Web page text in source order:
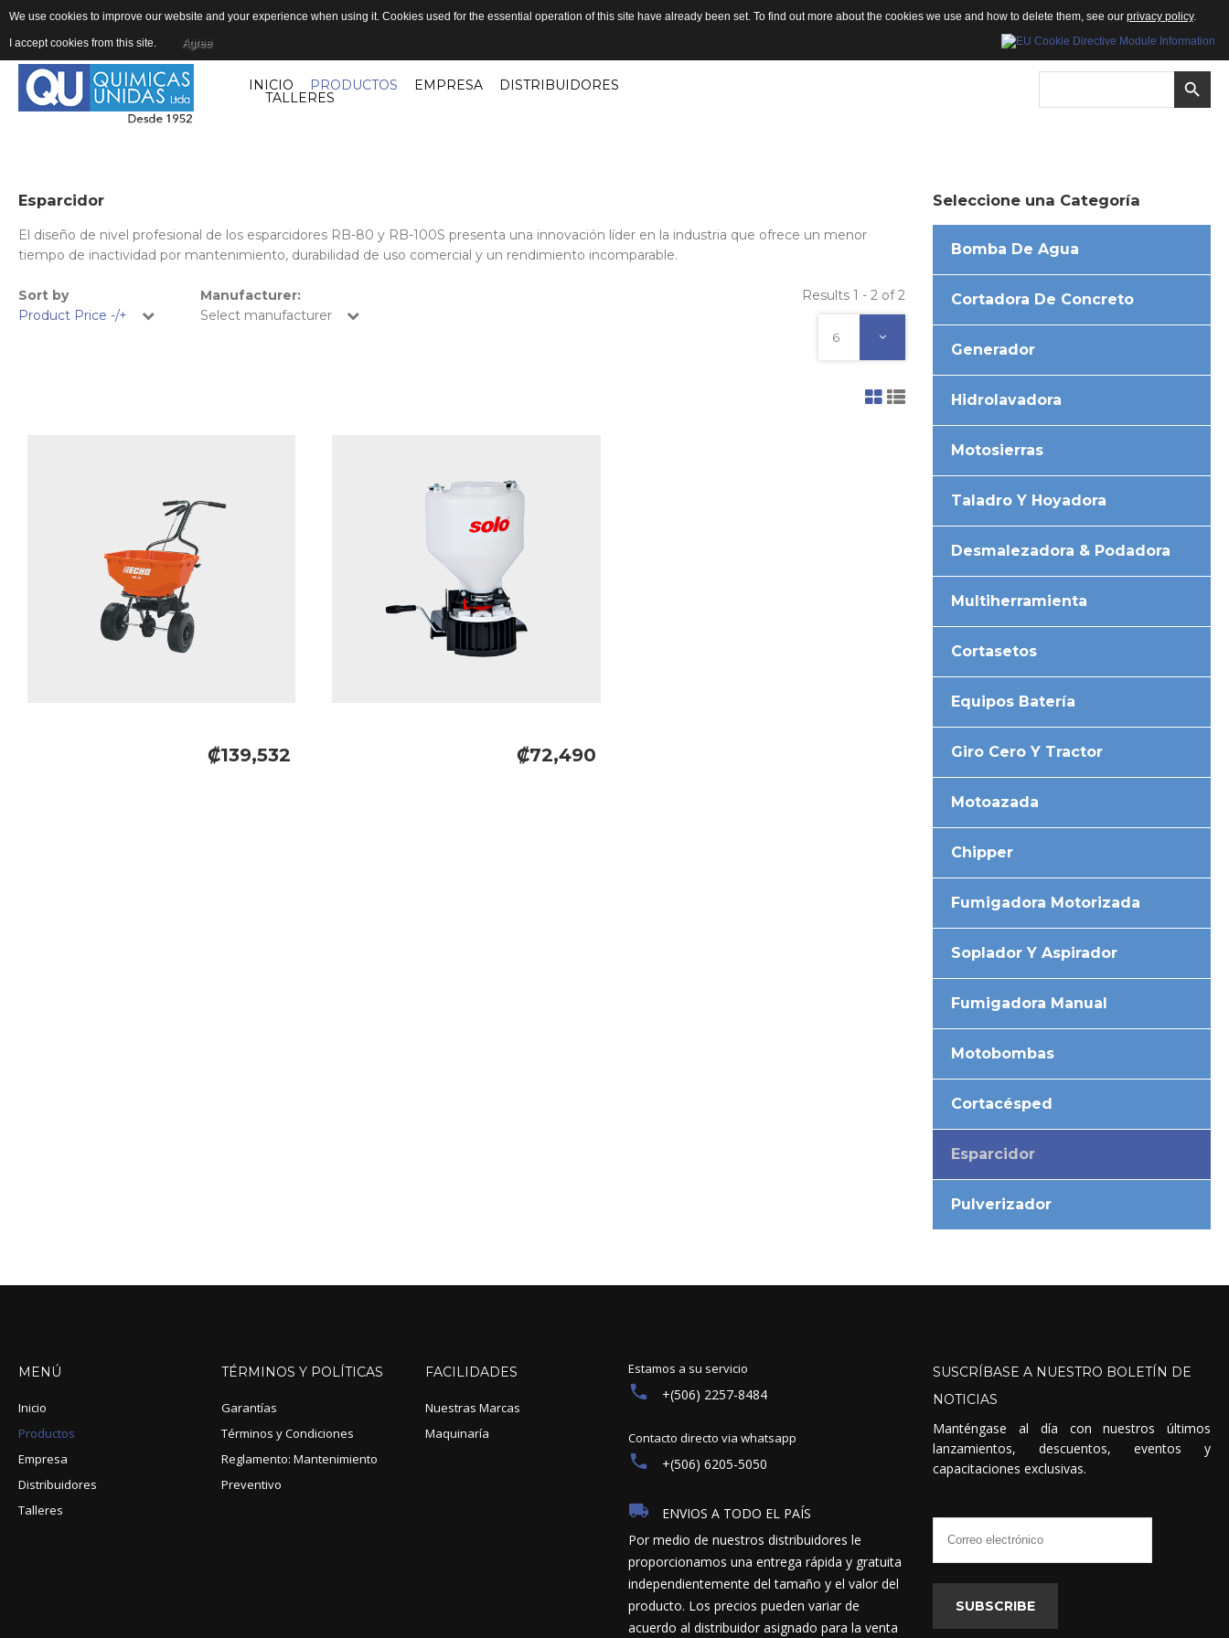
INICIO PRODUCTOS EMPRESA DISTRIBUIDORES
TALLERES
Esparcidor
El diseño de nivel profesional de los esparcidores RB-80 y RB-100S presenta una innovación líder en la industria que ofrece un menor
tiempo de inactividad por mantenimiento, durabilidad de uso comercial y un rendimiento incomparable.
Sort by
Product Price -/+
Manufacturer:
Select manufacturer
Results 1 - 2 of 2
6
₡139,532 ₡72,490
Seleccione una Categoría
Bomba De Agua
Cortadora De Concreto
Generador
Hidrolavadora
Motosierras
Taladro Y Hoyadora
Desmalezadora & Podadora
Multiherramienta
Cortasetos
Equipos Batería
Giro Cero Y Tractor
Motoazada
Chipper
Fumigadora Motorizada
Soplador Y Aspirador
Fumigadora Manual
Motobombas
Cortacésped
Esparcidor
Pulverizador
MENÚ
Inicio
Productos
Empresa
Distribuidores
Talleres
TÉRMINOS Y POLÍTICAS
Garantías
Términos y Condiciones
Reglamento: Mantenimiento
Preventivo
FACILIDADES
Nuestras Marcas
Maquinaría
Estamos a su servicio
+(506) 2257-8484
Contacto directo via whatsapp
+(506) 6205-5050
ENVIOS A TODO EL PAÍS
Por medio de nuestros distribuidores le
proporcionamos una entrega rápida y gratuita
independientemente del tamaño y el valor del
producto. Los precios pueden variar de
acuerdo al distribuidor asignado para la venta
SUSCRÍBASE A NUESTRO BOLETÍN DE
NOTICIAS
Manténgase al día con nuestros últimos
lanzamientos, descuentos, eventos y
capacitaciones exclusivas.
SUBSCRIBE
We use cookies to improve our website and your experience when using it. Cookies used for the essential operation of this site have already been set. To find out more about the cookies we use and how to delete them, see our privacy policy.
I accept cookies from this site. Agree